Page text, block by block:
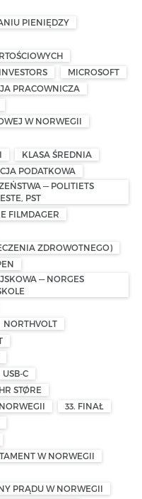
PIENIĘDZY
MICROSOFT
PRACOWNICZA
W NORWEGII
KLASA ŚREDNIA
PODATKOWA
— POLITIETS
PST
FILMDAGER
ZDROWOTNEGO)
— NORGES
NORTHVOLT
USB-C
STØRE
33. FINAŁ
W NORWEGII
PRĄDU W NORWEGII